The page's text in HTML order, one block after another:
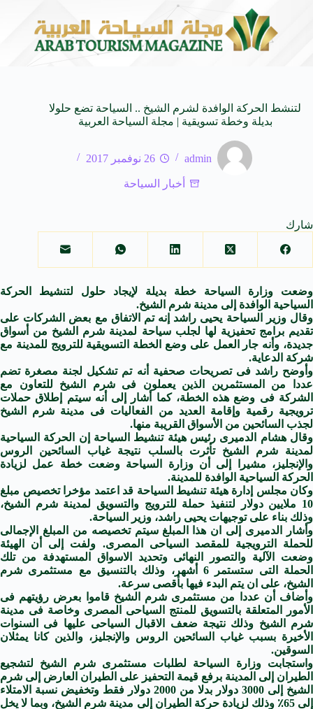
في المتوسط 6 أغسطس 2026 جوائز أثر تضيف فئة “أفضل حملة رياضية” في
لتنشط الحركة الوافدة لشرم الشيخ .. السياحة تضع حلولا
بديلة وخطة تسويقية | مجلة السياحة العربية
admin 26 نوفمبر 2017
أخبار السياحة
شارك
وضعت وزارة السياحة خطة بديلة لإيجاد حلول لتنشيط الحركة
السياحية الوافدة إلى مدينة شرم الشيخ.
وقال وزير السياحة يحيى راشد إنه تم الاتفاق مع بعض الشركات على
تقديم برامج تحفيزية لها لجلب سياحة لمدينة شرم الشيخ من أسواق
جديدة، وأنه جار العمل على وضع الخطة التسويقية للترويج للمدينة مع
شركة الدعاية.
وأوضح راشد فى تصريحات صحفية أنه تم تشكيل لجنة مصغرة تضم
عددا من المستثمرين الذين يعملون فى شرم الشيخ للتعاون مع
الشركة فى وضع هذه الخطة، كما أشار إلى أنه سيتم إطلاق حملات
ترويجية رقمية وإقامة العديد من الفعاليات فى مدينة شرم الشيخ
لجذب السائحين من الأسواق القريبة منها.
وقال هشام الدميرى رئيس هيئة تنشيط السياحة إن الحركة السياحية
لمدينة شرم الشيخ تأثرت بالسلب نتيجة غياب السائحين الروس
والإنجليز، مشيرا إلى أن وزارة السياحة وضعت خطة عمل لزيادة
الحركة السياحية الوافدة للمدينة.
وكان مجلس إدارة هيئة تنشيط السياحة قد اعتمد مؤخرا تخصيص مبلغ
10 ملايين دولار لتنفيذ حملة للترويج والتسويق لمدينة شرم الشيخ،
وذلك بناء على توجيهات يحيى راشد، وزير السياحة.
وأشار الدميرى إلى ان هذا المبلغ سيتم تخصيصه من المبلغ الإجمالى
للحملة الترويجية للمقصد السياحى المصرى. ولفت إلى أن الهيئة
وضعت الآلية والتصور النهائى وتحديد الاسواق المستهدفة من تلك
الحملة التى ستستمر 6 أشهر، وذلك بالتنسيق مع مستثمرى شرم
الشيخ، على ان يتم البدء فيها بأقصى سرعة.
وأضاف أن عددا من مستثمرى شرم الشيخ قاموا بعرض رؤيتهم فى
الأمور المتعلقة بالتسويق للمنتج السياحى المصرى وخاصة فى مدينة
شرم الشيخ وذلك نتيجة ضعف الاقبال السياحى عليها فى السنوات
الأخيرة بسبب غياب السائحين الروس والإنجليز، والذين كانا يمثلان
السوقين.
واستجابت وزارة السياحة لطلبات مستثمرى شرم الشيخ لتشجيع
الطيران إلى المدينة برفع قيمة التحفيز على الطيران العارض إلى شرم
الشيخ إلى 3000 دولار بدلا من 2000 دولار فقط وتخفيض نسبة الامتلاء
إلى 65٪ وذلك لزيادة حركة الطيران إلى مدينة شرم الشيخ، وبما لا يخل